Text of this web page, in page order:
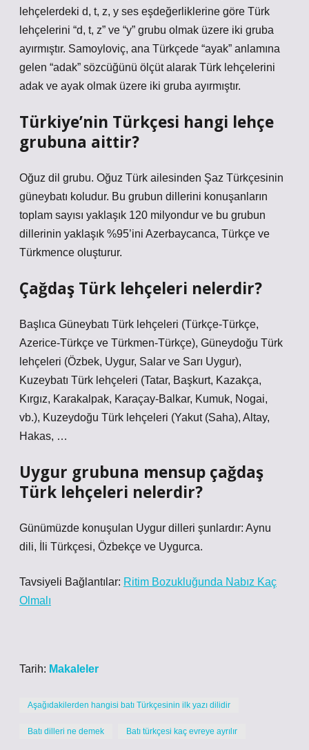
lehçelerdeki d, t, z, y ses eşdeğerliklerine göre Türk
lehçelerini “d, t, z” ve “y” grubu olmak üzere iki gruba
ayırmıştır. Samoyloviç, ana Türkçede “ayak” anlamına
gelen “adak” sözcüğünü ölçüt alarak Türk lehçelerini
adak ve ayak olmak üzere iki gruba ayırmıştır.
Türkiye’nin Türkçesi hangi lehçe
grubuna aittir?
Oğuz dil grubu. Oğuz Türk ailesinden Şaz Türkçesinin
güneybatı koludur. Bu grubun dillerini konuşanların
toplam sayısı yaklaşık 120 milyondur ve bu grubun
dillerinin yaklaşık %95’ini Azerbaycanca, Türkçe ve
Türkmence oluşturur.
Çağdaş Türk lehçeleri nelerdir?
Başlıca Güneybatı Türk lehçeleri (Türkçe-Türkçe,
Azerice-Türkçe ve Türkmen-Türkçe), Güneydoğu Türk
lehçeleri (Özbek, Uygur, Salar ve Sarı Uygur),
Kuzeybatı Türk lehçeleri (Tatar, Başkurt, Kazakça,
Kırgız, Karakalpak, Karaçay-Balkar, Kumuk, Nogai,
vb.), Kuzeydoğu Türk lehçeleri (Yakut (Saha), Altay,
Hakas, …
Uygur grubuna mensup çağdaş
Türk lehçeleri nelerdir?
Günümüzde konuşulan Uygur dilleri şunlardır: Aynu
dili, İli Türkçesi, Özbekçe ve Uygurca.
Tavsiyeli Bağlantılar: Ritim Bozukluğunda Nabız Kaç
Olmalı
Tarih: Makaleler
Aşağıdakilerden hangisi batı Türkçesinin ilk yazı dilidir
Batı dilleri ne demek Batı türkçesi kaç evreye ayrılır